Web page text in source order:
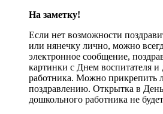
На заметку!
Если нет возможности
или нянечку лично, можно
электронное сообщение,
картинки с Днем воспитателя и
работника. Можно прикрепить
поздравлению. Открытка в
дошкольного работника не